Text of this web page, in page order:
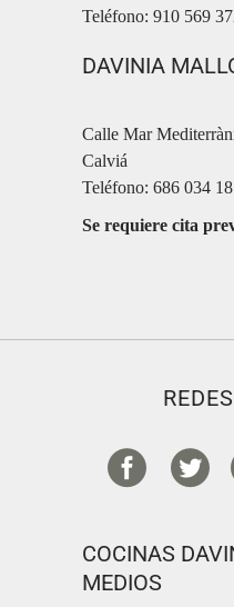
Teléfono: 910 569
DAVINIA
Calle Mar
Calviá
Teléfono: 686 034
Se requiere cita
COCINAS
MEDIOS